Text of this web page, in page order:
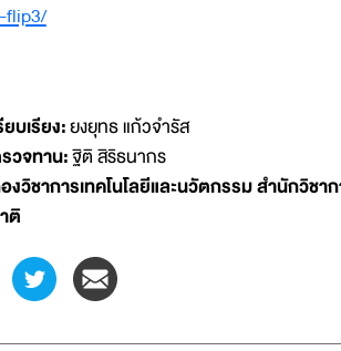
flip3/
ยบเรียง:ยงยุทธ แก้วจำรัส
วจทาน:ฐิติ สิริธนากร
งวิชาการเทคโนโลยีและนวัตกรรม สำนัก
ติ